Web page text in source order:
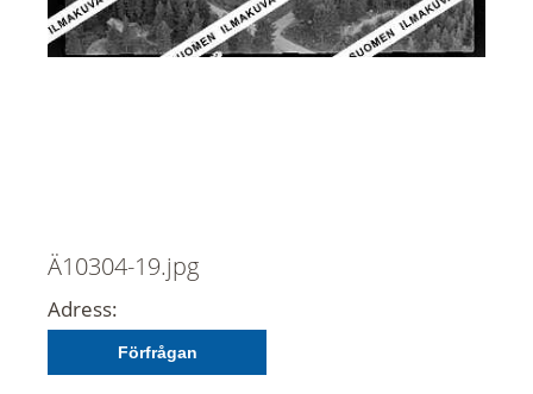
Ä10304-19.jpg
Adress:
Förfrågan